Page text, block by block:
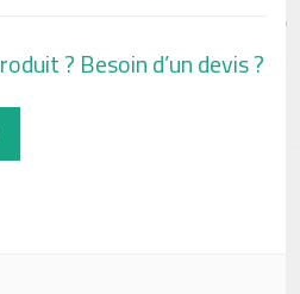
? Besoin d’un devis ?